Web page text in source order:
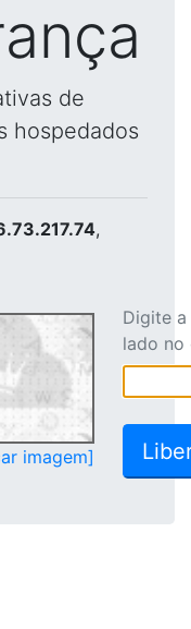
de
hospedados
,
imagem]
Digite
lado no